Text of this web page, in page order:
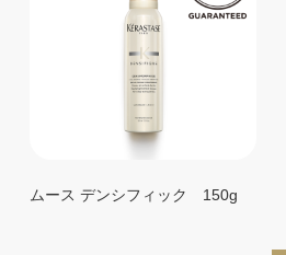
ムース デンシフィック 150g